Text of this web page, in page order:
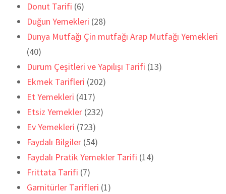
Donut Tarifi (6)
Duğun Yemekleri (28)
Dunya Mutfağı Çin mutfağı Arap Mutfağı Yemekleri
(40)
Durum Çeşitleri ve Yapılışı Tarifi (13)
Ekmek Tarifleri (202)
Et Yemekleri (417)
Etsiz Yemekler (232)
Ev Yemekleri (723)
Faydalı Bilgiler (54)
Faydalı Pratik Yemekler Tarifi (14)
Frittata Tarifi (7)
Garnitürler Tarifleri (1)